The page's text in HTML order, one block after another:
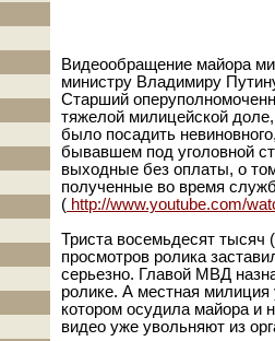
Видеообращение майора
министру Владимиру
Старший
тяжелой милицейской
было посадить
бывавшем под уголовной
выходные без оплаты, о
полученные во время
( http://www.youtube.com/
Триста восемьдесят тысяч
просмотров ролика
серьезно. Главой МВД
ролике. А местная милиция
котором осудила майора и
видео уже увольняют из